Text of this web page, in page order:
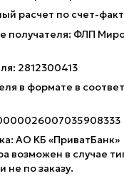
расчет по счет-
получателя: ФЛП
2812300413
в формате в
АО КБ «ПриватБанк»
возможен в случае
не по заказу.